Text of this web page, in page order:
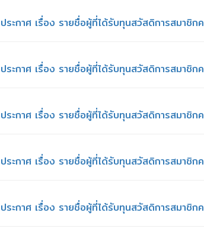
ประกาศ เรื่อง รายชื่อผู้ที่ได้รับทุนสวัสดิการสมาชิ
ประกาศ เรื่อง รายชื่อผู้ที่ได้รับทุนสวัสดิการสมาชิ
ประกาศ เรื่อง รายชื่อผู้ที่ได้รับทุนสวัสดิการสมาชิ
ประกาศ เรื่อง รายชื่อผู้ที่ได้รับทุนสวัสดิการสมาชิ
ประกาศ เรื่อง รายชื่อผู้ที่ได้รับทุนสวัสดิการสมาชิ